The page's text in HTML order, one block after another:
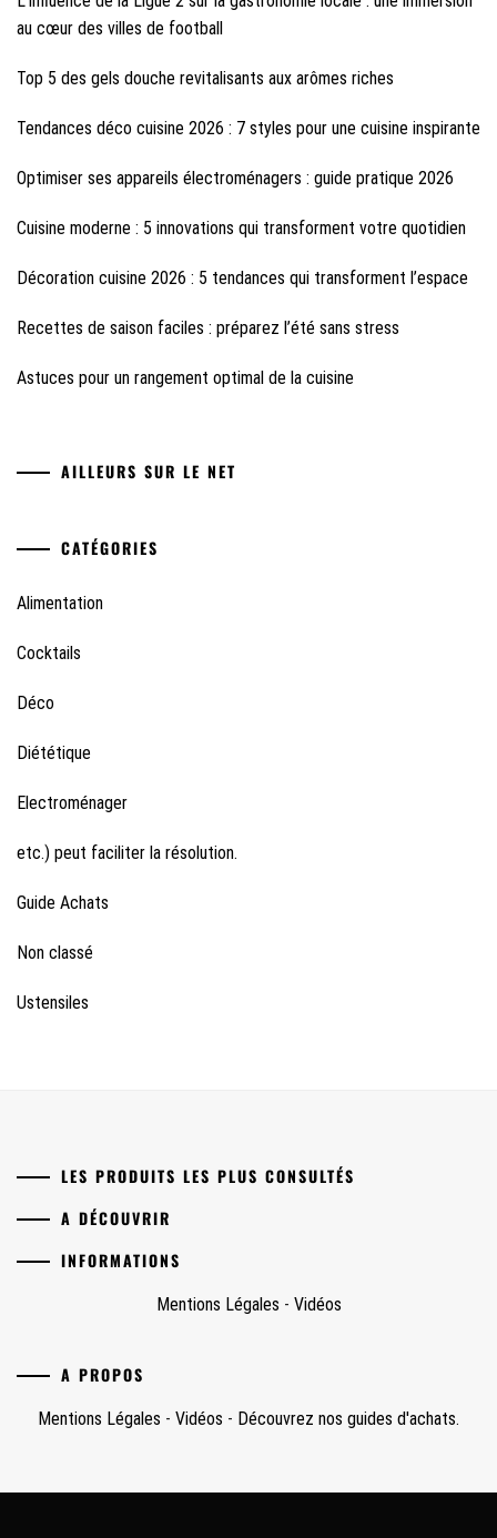
au cœur des villes de football
Top 5 des gels douche revitalisants aux arômes riches
Tendances déco cuisine 2026 : 7 styles pour une cuisine inspirante
Optimiser ses appareils électroménagers : guide pratique 2026
Cuisine moderne : 5 innovations qui transforment votre quotidien
Décoration cuisine 2026 : 5 tendances qui transforment l’espace
Recettes de saison faciles : préparez l’été sans stress
Astuces pour un rangement optimal de la cuisine
AILLEURS SUR LE NET
CATÉGORIES
Alimentation
Cocktails
Déco
Diététique
Electroménager
etc.) peut faciliter la résolution.
Guide Achats
Non classé
Ustensiles
LES PRODUITS LES PLUS CONSULTÉS
A DÉCOUVRIR
INFORMATIONS
Mentions Légales - Vidéos
A PROPOS
Mentions Légales - Vidéos - Découvrez nos guides d'achats.